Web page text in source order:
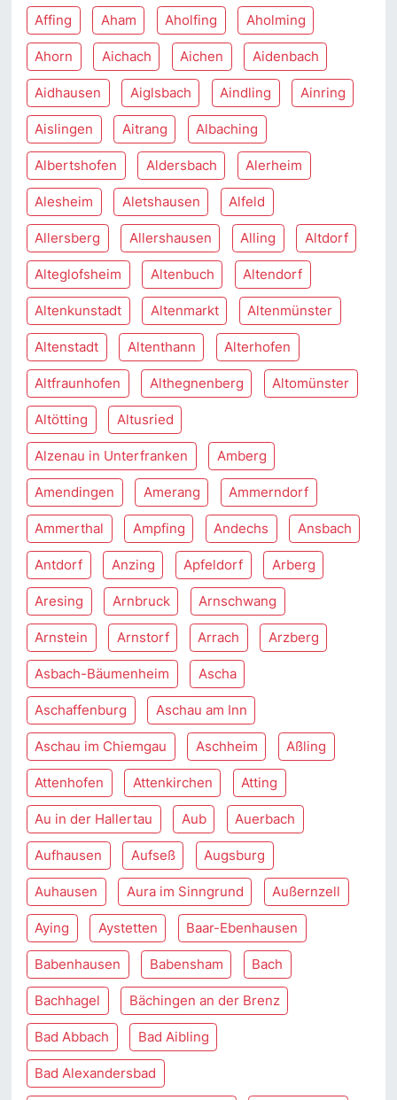
Affing Aham Aholfing Aholming
Ahorn Aichach Aichen Aidenbach
Aidhausen Aiglsbach Aindling Ainring
Aislingen Aitrang Albaching
Albertshofen Aldersbach Alerheim
Alesheim Aletshausen Alfeld
Allersberg Allershausen Alling Altdorf
Alteglofsheim Altenbuch Altendorf
Altenkunstadt Altenmarkt Altenmünster
Altenstadt Altenthann Alterhofen
Altfraunhofen Althegnenberg Altomünster
Altötting Altusried
Alzenau in Unterfranken Amberg
Amendingen Amerang Ammerndorf
Ammerthal Ampfing Andechs Ansbach
Antdorf Anzing Apfeldorf Arberg
Aresing Arnbruck Arnschwang
Arnstein Arnstorf Arrach Arzberg
Asbach-Bäumenheim Ascha
Aschaffenburg Aschau am Inn
Aschau im Chiemgau Aschheim Aßling
Attenhofen Attenkirchen Atting
Au in der Hallertau Aub Auerbach
Aufhausen Aufseß Augsburg
Auhausen Aura im Sinngrund Außernzell
Aying Aystetten Baar-Ebenhausen
Babenhausen Babensham Bach
Bachhagel Bächingen an der Brenz
Bad Abbach Bad Aibling
Bad Alexandersbad